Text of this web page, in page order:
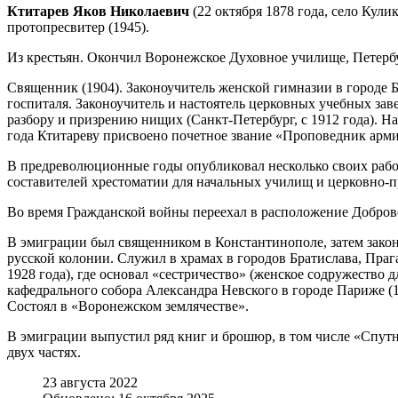
Ктитарев Яков Николаевич (22 октября 1878 года, село
протопресвитер (1945).
Из крестьян. Окончил Воронежское Духовное училище,
Священник (1904). Законоучитель женской гимназии в
госпиталя. Законоучитель и настоятель церковных учебных
разбору и призрению нищих (Санкт-Петербург, с 1912 года).
года Ктитареву присвоено почетное звание «Проповедник
В предреволюционные годы опубликовал несколько своих
составителей хрестоматии для начальных училищ и
Во время Гражданской войны переехал в расположение
В эмиграции был священником в Константинополе, затем
русской колонии. Служил в храмах в городов Братислава,
1928 года), где основал «сестричество» (женское
кафедрального собора Александра Невского в городе Париже
Состоял в «Воронежском землячестве».
В эмиграции выпустил ряд книг и брошюр, в том числе
двух частях.
23 августа 2022